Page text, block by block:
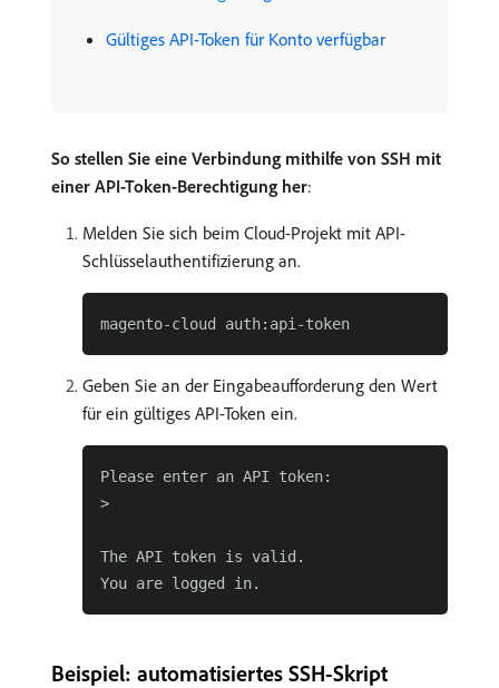
Gültiges API-Token für Konto verfügbar
So stellen Sie eine Verbindung mithilfe von SSH mit
einer API-Token-Berechtigung her:
Melden Sie sich beim Cloud-Projekt mit API-
Schlüsselauthentifizierung an.
Geben Sie an der Eingabeaufforderung den Wert
für ein gültiges API-Token ein.
Please enter an API token:
>
The API token is valid.
Beispiel: automatisiertes SSH-Skript